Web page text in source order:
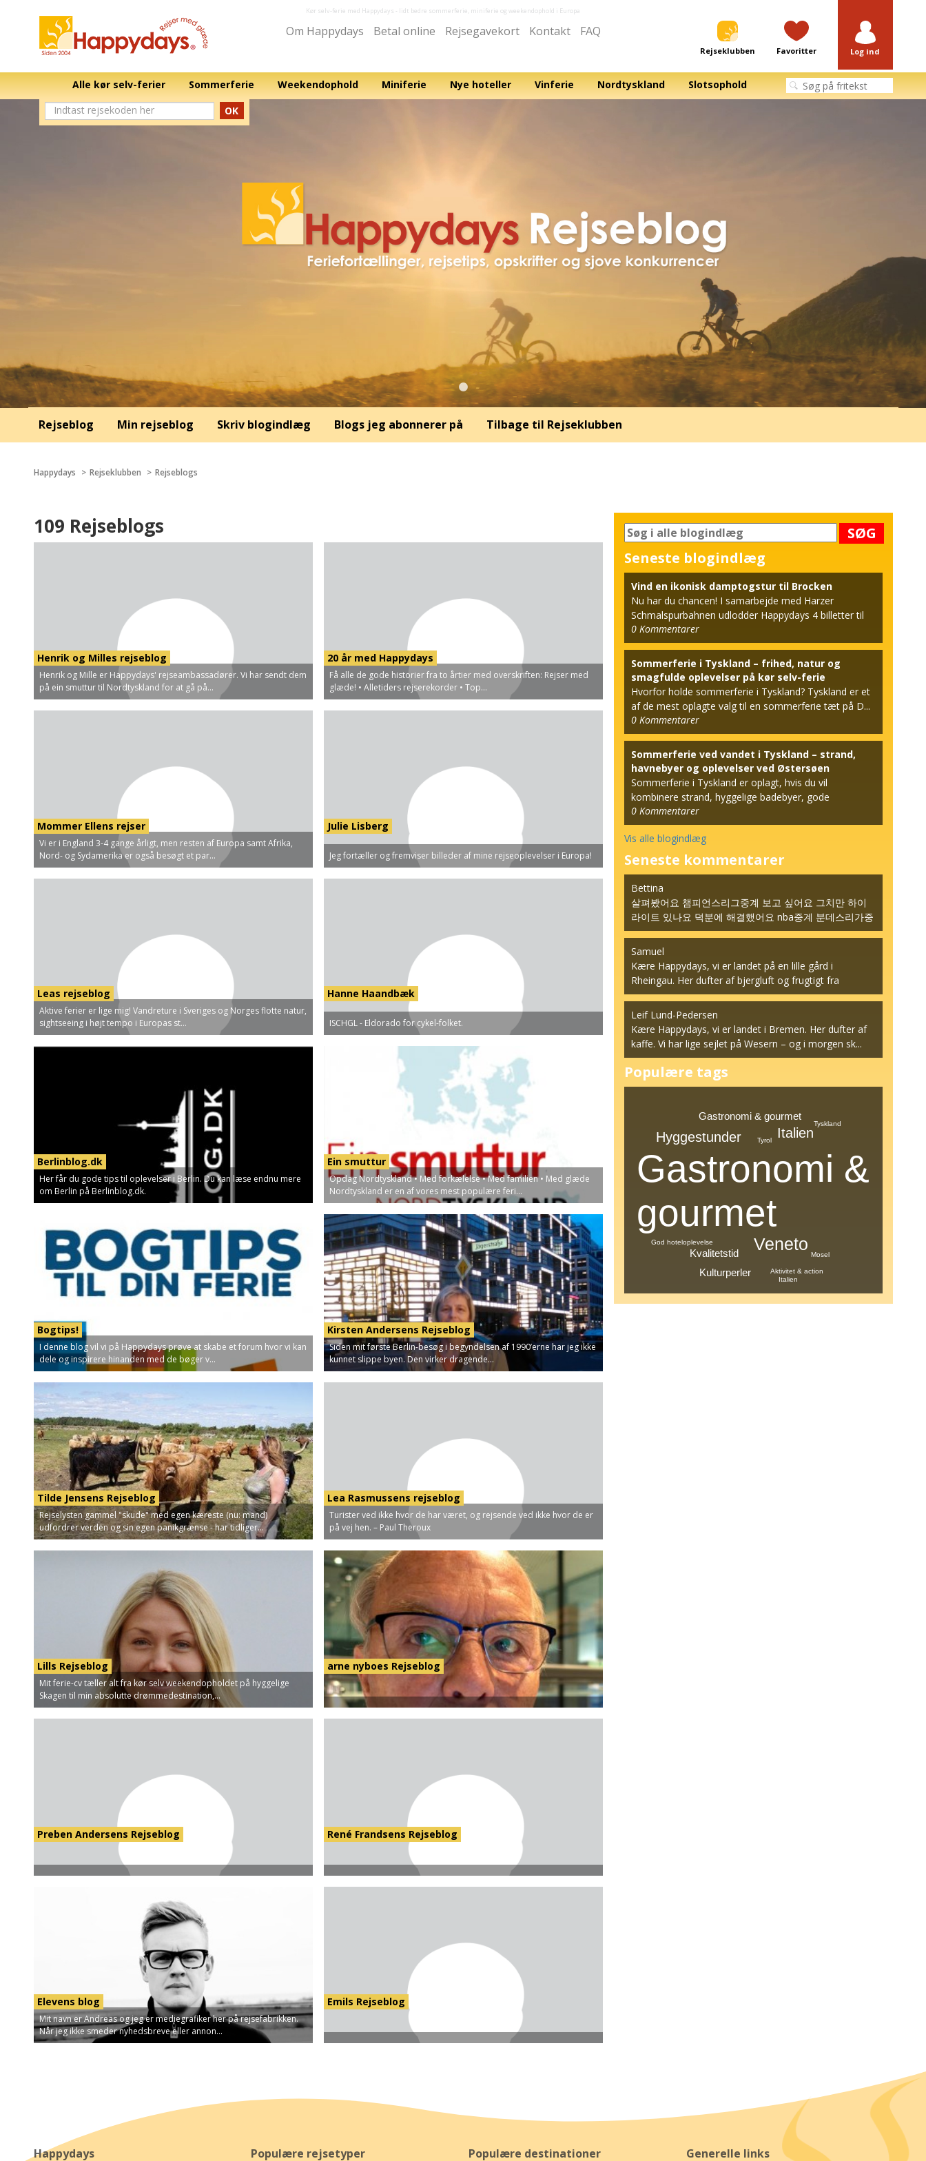
Kør selv-ferie med Happydays - lidt bedre sommerferie, miniferie og weekendophold i Europa
Om Happydays Betal online Rejsegavekort Kontakt FAQ
Rejseklubben Favoritter Log ind
Alle kør selv-ferier Sommerferie Weekendophold Miniferie Nye hoteller Vinferie Nordtyskland
Slotsophold
OK
Rejseblog Min rejseblog Skriv blogindlæg Blogs jeg abonnerer på Tilbage til Rejseklubben
Happydays Rejseklubben Rejseblogs
109 Rejseblogs
Henrik og Mille er Happydays' rejseambassadører. Vi har sendt dem
på ein smuttur til Nordtyskland for at gå på...
Henrik og Milles rejseblog
Få alle de gode historier fra to årtier med overskriften: Rejser med
glæde! • Alletiders rejserekorder • Top...
20 år med Happydays
Vi er i England 3-4 gange årligt, men resten af Europa samt Afrika,
Nord- og Sydamerika er også besøgt et par...
Mommer Ellens rejser
Jeg fortæller og fremviser billeder af mine rejseoplevelser i Europa!
Julie Lisberg
Aktive ferier er lige mig! Vandreture i Sveriges og Norges flotte natur,
sightseeing i højt tempo i Europas st...
Leas rejseblog
ISCHGL - Eldorado for cykel-folket.
Hanne Haandbæk
Her får du gode tips til oplevelser i Berlin. Du kan læse endnu mere
om Berlin på Berlinblog.dk.
Berlinblog.dk
Opdag Nordtyskland • Med forkælelse • Med familien • Med glæde
Nordtyskland er en af vores mest populære feri...
Ein smuttur
I denne blog vil vi på Happydays prøve at skabe et forum hvor vi kan
dele og inspirere hinanden med de bøger v...
Bogtips!
Siden mit første Berlin-besøg i begyndelsen af 1990’erne har jeg ikke
kunnet slippe byen. Den virker dragende...
Kirsten Andersens Rejseblog
Rejselysten gammel "skude" med egen kæreste (nu: mand)
udfordrer verden og sin egen panikgrænse - har tidliger...
Tilde Jensens Rejseblog
Turister ved ikke hvor de har været, og rejsende ved ikke hvor de er
på vej hen. – Paul Theroux
Lea Rasmussens rejseblog
Mit ferie-cv tæller alt fra kør selv weekendopholdet på hyggelige
Skagen til min absolutte drømmedestination,...
Lills Rejseblog arne nyboes Rejseblog
Preben Andersens Rejseblog René Frandsens Rejseblog
Mit navn er Andreas og jeg er mediegrafiker her på rejsefabrikken.
Når jeg ikke smeder nyhedsbreve eller annon...
Elevens blog Emils Rejseblog
SØG
Seneste blogindlæg
Vind en ikonisk damptogstur til Brocken
Nu har du chancen! I samarbejde med Harzer
Schmalspurbahnen udlodder Happydays 4 billetter til
den berømt...
0 Kommentarer
Sommerferie i Tyskland – frihed, natur og
smagfulde oplevelser på kør selv-ferie
Hvorfor holde sommerferie i Tyskland? Tyskland er et
af de mest oplagte valg til en sommerferie tæt på D...
0 Kommentarer
Sommerferie ved vandet i Tyskland – strand,
havnebyer og oplevelser ved Østersøen
Sommerferie i Tyskland er oplagt, hvis du vil
kombinere strand, hyggelige badebyer, gode
hotelophold og k...
0 Kommentarer
Vis alle blogindlæg
Seneste kommentarer
Bettina
살펴봤어요 챔피언스리그중계 보고 싶어요 그치만 하이
라이트 있나요 덕분에 해결했어요 nba중계 분데스리가중
계...
Samuel
Kære Happydays, vi er landet på en lille gård i
Rheingau. Her dufter af bjergluft og frugtigt fra
vinstok...
Leif Lund-Pedersen
Kære Happydays, vi er landet i Bremen. Her dufter af
kaffe. Vi har lige sejlet på Wesern – og i morgen sk...
Populære tags
Gastronomi &
gourmet
Veneto
Italien
Hyggestunder
Gastronomi & gourmet
Kvalitetstid
Kulturperler
Aktivitet & action
God hoteloplevelse
Tyskland
Italien
Tyrol
Mosel
Happydays Populære rejsetyper Populære destinationer Generelle links